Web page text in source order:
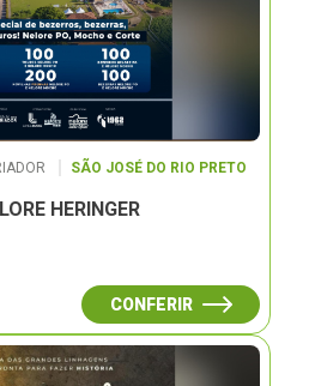
SÃO JOSÉ DO RIO PRETO
HERINGER
CONFERIR